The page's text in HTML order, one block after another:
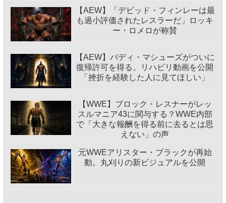
【AEW】「デビッド・フィンレーは最
も過小評価されたレスラーだ」ロッキ
ー・ロメロが称賛
【AEW】バディ・マシューズがついに
復帰許可を得る。リハビリ動画を公開
「挫折を経験した人に見てほしい」
【WWE】ブロック・レスナーがレッ
スルマニア43に関与する？WWE内部
で「大きな報酬を得る前に去るとは思
えない」の声
元WWEアリスター・ブラックが再始
動。丸刈りの新ビジュアルを公開